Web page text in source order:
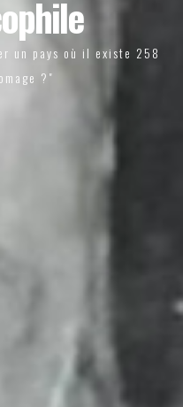
un pays où il existe 258
?"